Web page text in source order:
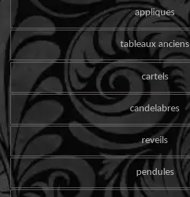
appliques
tableaux anciens
cartels
candelabres
reveils
pendules